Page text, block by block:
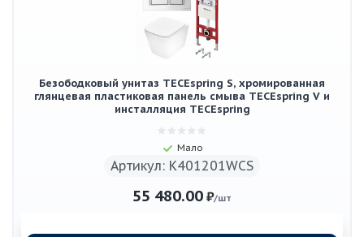
Безободковый унитаз TECEspring S, хромированная
глянцевая пластиковая панель смыва TECEspring V и
инсталляция TECEspring
Мало
Артикул: K401201WCS
55 480.00 ₽/шт